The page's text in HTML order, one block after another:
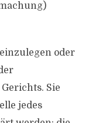
oder
Sie
jedes